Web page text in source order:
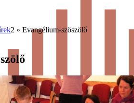
2 » Evangélium-szöszölő